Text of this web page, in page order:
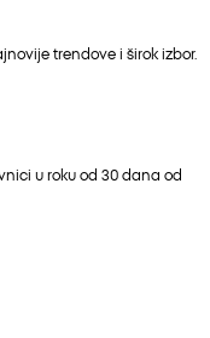
trendove i širok izbor.
u roku od 30 dana od